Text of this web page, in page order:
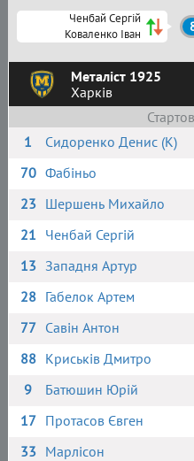
Металіст 1925
Харків
1
Сидоренко Денис (К)
70 Фабіньо
23 Шершень Михайло
21 Ченбай Сергій
13 Западня Артур
28 Габелок Артем
77 Савін Антон
88 Криськів Дмитро
9
Батюшин Юрій
17 Протасов Євген
33 Марлісон
Ченбай Сергій
Коваленко Іван